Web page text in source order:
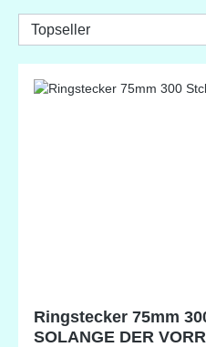
Ringstecker 75mm
SOLANGE DER